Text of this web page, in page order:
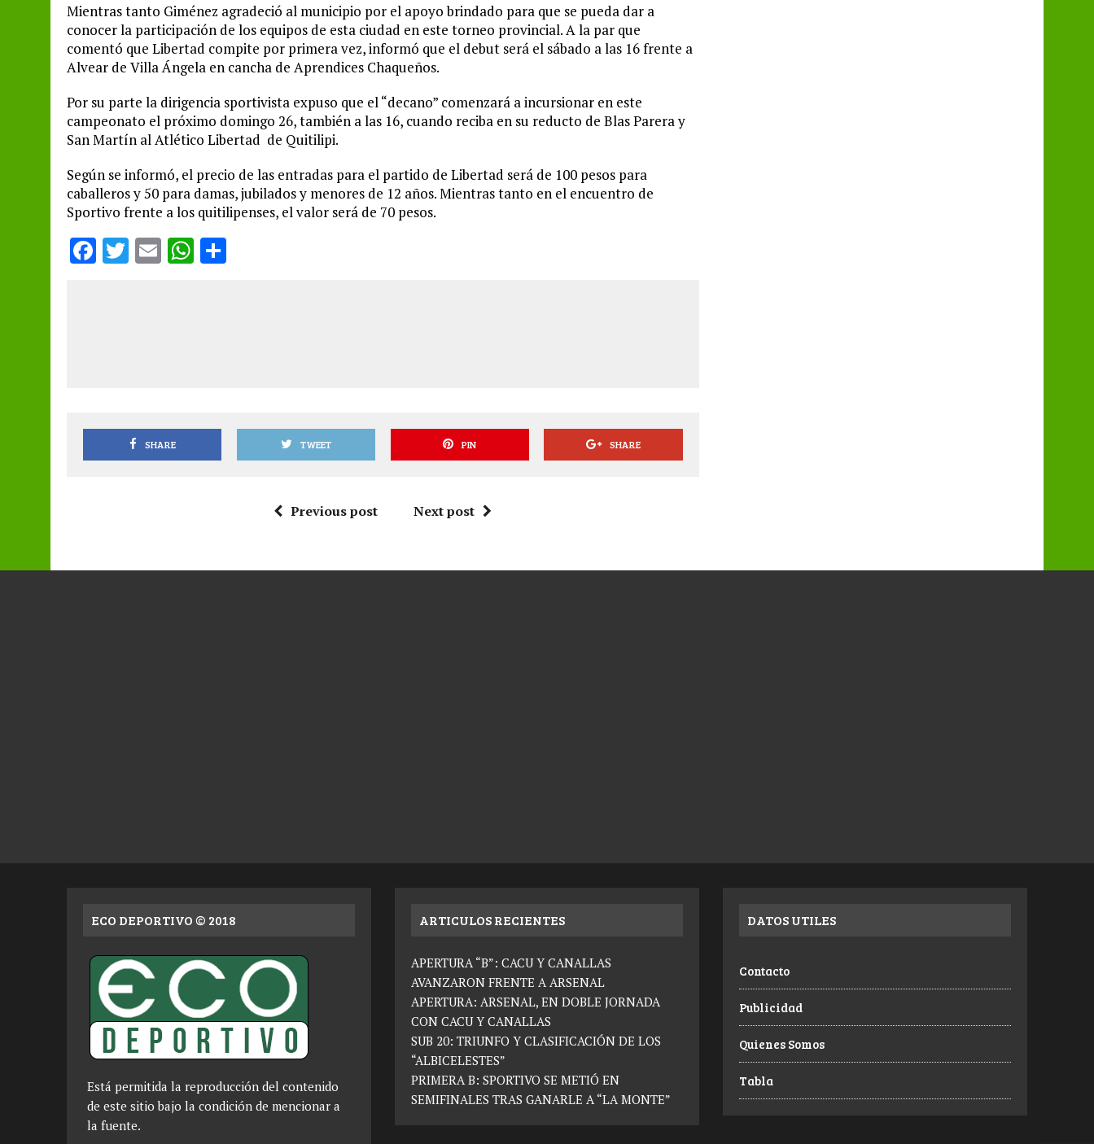
Mientras tanto Giménez agradeció al municipio por el apoyo brindado para que se pueda dar a
conocer la participación de los equipos de esta ciudad en este torneo provincial. A la par que
comentó que Libertad compite por primera vez, informó que el debut será el sábado a las 16 frente a
Alvear de Villa Ángela en cancha de Aprendices Chaqueños.
Por su parte la dirigencia sportivista expuso que el “decano” comenzará a incursionar en este
campeonato el próximo domingo 26, también a las 16, cuando reciba en su reducto de Blas Parera y
San Martín al Atlético Libertad de Quitilipi.
Según se informó, el precio de las entradas para el partido de Libertad será de 100 pesos para
caballeros y 50 para damas, jubilados y menores de 12 años. Mientras tanto en el encuentro de
Sportivo frente a los quitilipenses, el valor será de 70 pesos.
F T E W
SHARE TWEET PIN SHARE
Previous post Next post
ECO DEPORTIVO © 2018
Está permitida la reproducción del contenido
de este sitio bajo la condición de mencionar a
la fuente.
ARTICULOS RECIENTES
APERTURA “B”: CACU Y CANALLAS
AVANZARON FRENTE A ARSENAL
APERTURA: ARSENAL, EN DOBLE JORNADA
CON CACU Y CANALLAS
SUB 20: TRIUNFO Y CLASIFICACIÓN DE LOS
“ALBICELESTES”
PRIMERA B: SPORTIVO SE METIÓ EN
SEMIFINALES TRAS GANARLE A “LA MONTE”
DATOS UTILES
Contacto
Publicidad
Quienes Somos
Tabla